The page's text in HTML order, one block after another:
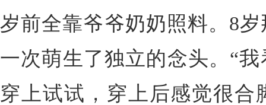
岁前全靠爷爷奶奶照料。 8岁
一次萌生了独立的念头。 “我
穿上试试，穿上后感觉很合